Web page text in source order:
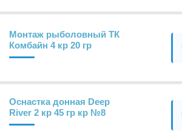
Монтаж рыболовный ТК
Комбайн 4 кр 20 гр
Оснастка донная Deep
River 2 кр 45 гр кр №8